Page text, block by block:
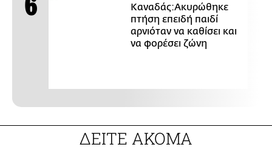
Καναδάς:Ακυρώθηκε
πτήση επειδή παιδί
αρνιόταν να καθίσει και
να φορέσει ζώνη
ΔΕΙΤΕ ΑΚΟΜΑ